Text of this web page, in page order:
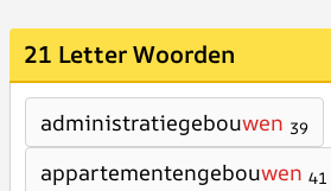
21 Letter Woorden
administratiegebouwen 39
appartementengebouwen 41